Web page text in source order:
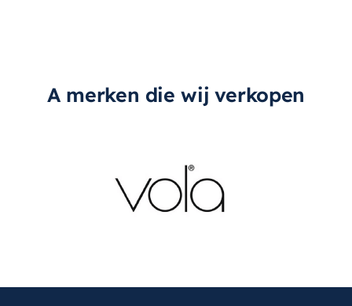
A merken die wij verkopen